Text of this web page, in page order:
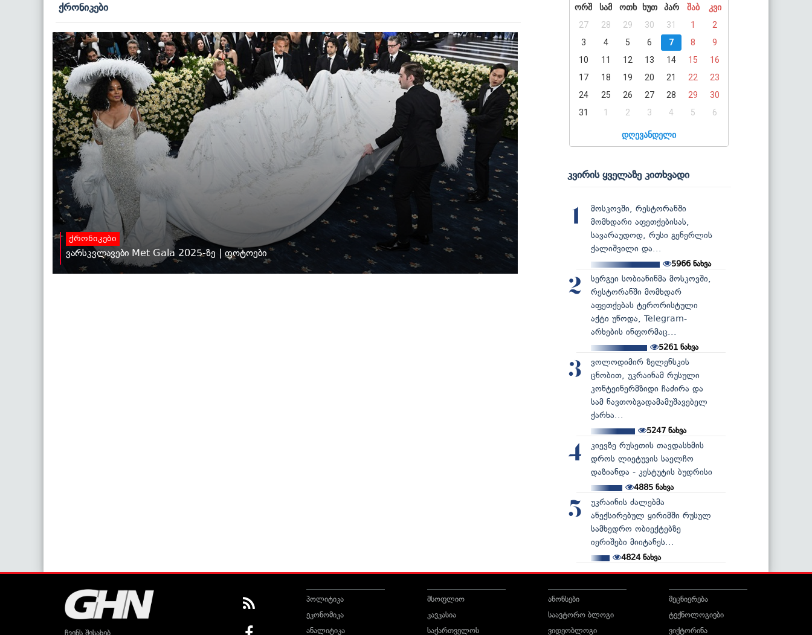
ქრონიკები
ქრონიკები
ვარსკვლავები Met Gala 2025-ზე | ფოტოები
ორშ
სამ ოთხ ხუთ პარ შაბ
კვი
27
28 29 30 31 1
2
3
4 5 6 7 8
9
10
11 12 13 14 15
16
17
18 19 20 21 22
23
24
25 26 27 28 29
30
31
1 2 3 4 5 6
დღევანდელი
კვირის ყველაზე კითხვადი
1
მოსკოვში, რესტორანში
მომხდარი აფეთქებისას,
სავარაუდოდ, რუსი გენერლის
ქალიშვილი და...
5966ნახვა
2
სერგეი სობიანინმა მოსკოვში,
რესტორანში მომხდარ
აფეთქებას ტერორისტული
აქტი უწოდა, Telegram-
არხების ინფორმაც...
5261 ნახვა
3
ვოლოდიმირ ზელენსკის
ცნობით, უკრაინამ რუსული
კონტეინერმზიდი ჩაძირა და
სამ ნავთობგადამამუშავებელ
ქარხა...
5247ნახვა
4
კიევზე რუსეთის თავდასხმის
დროს ლიეტუვის საელჩო
დაზიანდა - კესტუტის ბუდრისი
4885ნახვა
5
უკრაინის ძალებმა
ანექსირებულ ყირიმში რუსულ
სამხედრო ობიექტებზე
იერიშები მიიტანეს...
4824ნახვა
ჩვენს შესახებ
პოლიტიკა
ეკონომიკა
ანალიტიკა
მსოფლიო
კავკასია
საქართველოს
ანონსები
საავტორო ბლოგი
ვიდეობლოგი
მეცნიერება
ტექნოლოგიები
ვიქტორინა